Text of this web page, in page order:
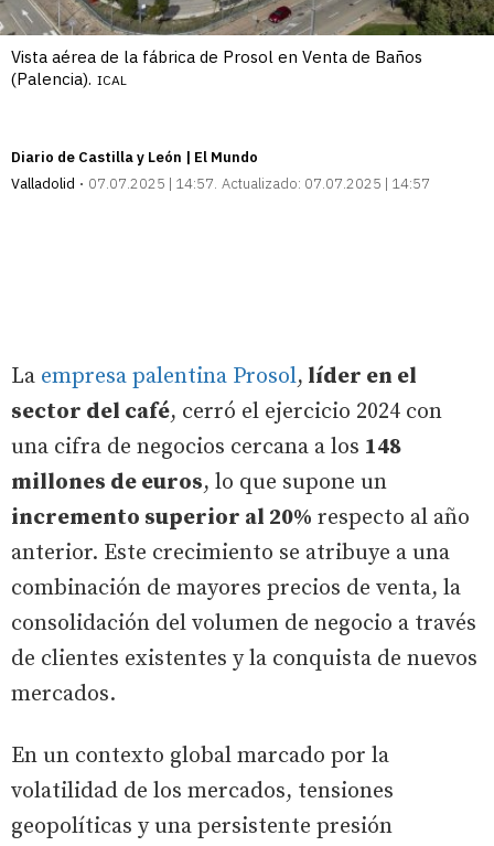
Vista aérea de la fábrica de Prosol en Venta de Baños
(Palencia). ICAL
Diario de Castilla y León | El Mundo
Valladolid
07.07.2025 | 14:57 Actualizado: 07.07.2025 | 14:57
La empresa palentina Prosol, líder en el
sector del café, cerró el ejercicio 2024 con
una cifra de negocios cercana a los 148
millones de euros, lo que supone un
incremento superior al 20% respecto al año
anterior. Este crecimiento se atribuye a una
combinación de mayores precios de venta, la
consolidación del volumen de negocio a través
de clientes existentes y la conquista de nuevos
mercados.
En un contexto global marcado por la
volatilidad de los mercados, tensiones
geopolíticas y una persistente presión